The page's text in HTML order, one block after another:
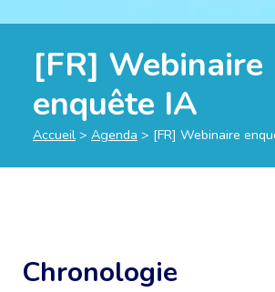
[FR] Webinaire
enquête IA
Accueil > Agenda > [FR] Webinaire
Chronologie